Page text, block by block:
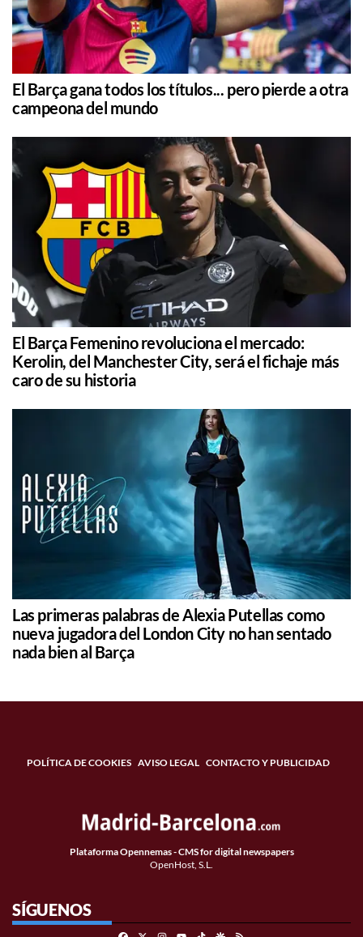
El Barça gana todos los títulos... pero pierde a otra
campeona del mundo
El Barça Femenino revoluciona el mercado:
Kerolin, del Manchester City, será el fichaje más
caro de su historia
Las primeras palabras de Alexia Putellas como
nueva jugadora del London City no han sentado
nada bien al Barça
POLÍTICA DE COOKIES AVISO LEGAL CONTACTO Y PUBLICIDAD
Plataforma Opennemas - CMS for digital newspapers
OpenHost, S.L.
SÍGUENOS